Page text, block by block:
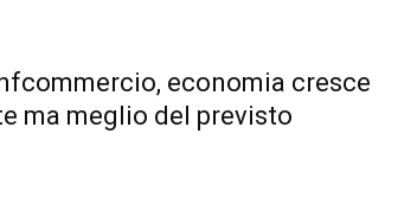
economia cresce
ma meglio del previsto